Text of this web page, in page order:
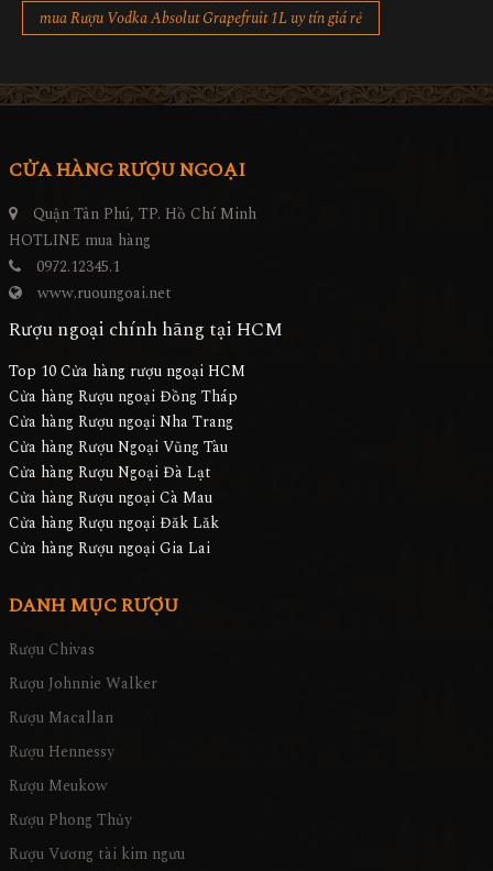
mua Rượu Vodka Absolut Grapefruit 1L uy tín giá rẻ
CỬA HÀNG RƯỢU NGOẠI
Quận Tân Phú, TP. Hồ Chí Minh
HOTLINE mua hàng
0972.12345.1
www.ruoungoai.net
Rượu ngoại chính hãng tại HCM
Top 10 Cửa hàng rượu ngoại HCM
Cửa hàng Rượu ngoại Đồng Tháp
Cửa hàng Rượu ngoại Nha Trang
Cửa hàng Rượu Ngoại Vũng Tàu
Cửa hàng Rượu Ngoại Đà Lạt
Cửa hàng Rượu ngoại Cà Mau
Cửa hàng Rượu ngoại Đăk Lăk
Cửa hàng Rượu ngoại Gia Lai
DANH MỤC RƯỢU
Rượu Chivas
Rượu Johnnie Walker
Rượu Macallan
Rượu Hennessy
Rượu Meukow
Rượu Phong Thủy
Rượu Vương tài kim ngưu